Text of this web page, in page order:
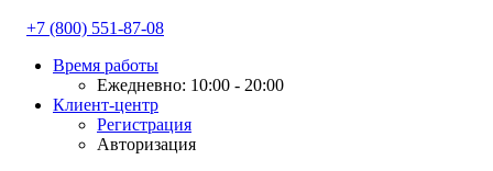
+7 (800) 551-87-08
Время работы
Ежедневно: 10:00 - 20:00
Клиент-центр
Регистрация
Авторизация